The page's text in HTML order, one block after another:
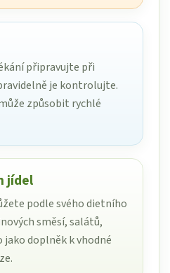
připravujte při
je kontrolujte.
způsobit rychlé
jídel
podle svého dietního
směsí, salátů,
jako doplněk k vhodné